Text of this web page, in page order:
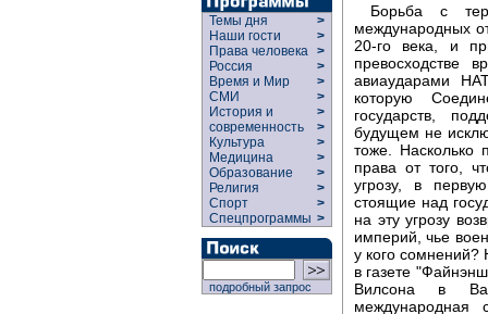
Темы дня
>
Наши гости
>
Права человека >
Россия
>
Время и Мир
>
СМИ
>
История и
современность
>
>
Культура
>
Медицина
>
Образование
>
Религия
>
Спорт
>
Спецпрограммы >
подробный запрос
Борьба с
международных
20-го века, и
превосходстве
авиаударами
которую
государств,
будущем не
тоже. Насколько
права от того,
угрозу, в
стоящие над
на эту угрозу
империй, чье
у кого сомнений?
в газете
Вилсона в
международная